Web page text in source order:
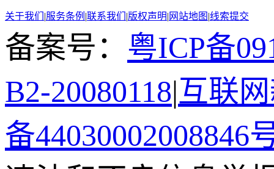
关于我们 |服务条例 |联系我们 |版权声明| 网站地图 |线索提交
备案号： 粤ICP备
B2-20080118|互联
备44030002008846